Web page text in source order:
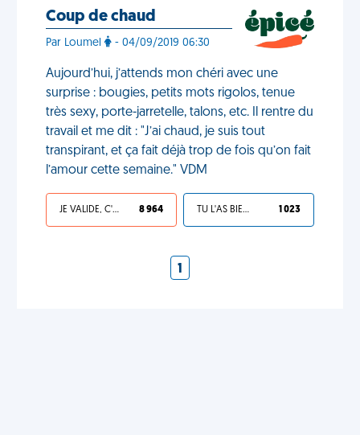
Coup de chaud
Par Loumel - 04/09/2019 06:30
Aujourd’hui, j’attends mon chéri avec une
surprise : bougies, petits mots rigolos, tenue
très sexy, porte-jarretelle, talons, etc. Il rentre du
travail et me dit : "J’ai chaud, je suis tout
transpirant, et ça fait déjà trop de fois qu’on fait
l’amour cette semaine." VDM
JE VALIDE, C'EST UNE VDM 8 964 TU L'AS BIEN MÉRITÉ 1 023
1